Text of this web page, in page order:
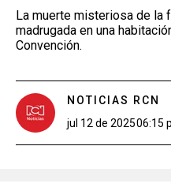
La muerte misteriosa de la
madrugada en una
Convención.
NOTICIAS RCN
jul 12 de 202506:15